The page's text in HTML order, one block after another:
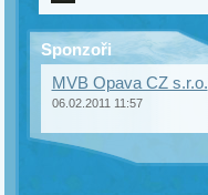
Sponzoři
MVB Opava CZ s.r.o.
06.02.2011 11:57